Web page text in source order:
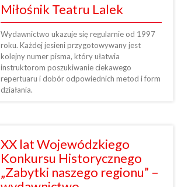
Miłośnik Teatru Lalek
Wydawnictwo ukazuje się regularnie od 1997
roku. Każdej jesieni przygotowywany jest
kolejny numer pisma, który ułatwia
instruktorom poszukiwanie ciekawego
repertuaru i dobór odpowiednich metod i form
działania.
XX lat Wojewódzkiego
Konkursu Historycznego
„Zabytki naszego regionu” –